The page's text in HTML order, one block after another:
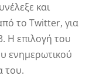
και
το Twitter, για
Η επιλογή του
ενημερωτικού
του.